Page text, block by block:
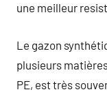
une meilleur
Le gazon
plusieurs
PE, est très